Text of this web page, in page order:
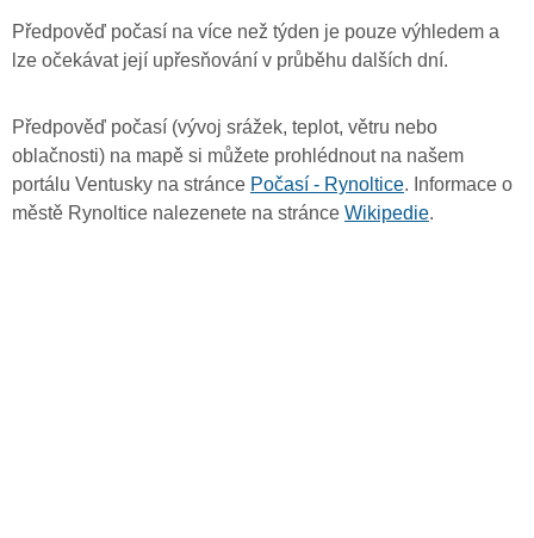
Předpověď počasí na více než týden je pouze výhledem a
lze očekávat její upřesňování v průběhu dalších dní.
Předpověď počasí (vývoj srážek, teplot, větru nebo
oblačnosti) na mapě si můžete prohlédnout na našem
portálu Ventusky na stránce Počasí - Rynoltice. Informace o
městě Rynoltice nalezenete na stránce Wikipedie.